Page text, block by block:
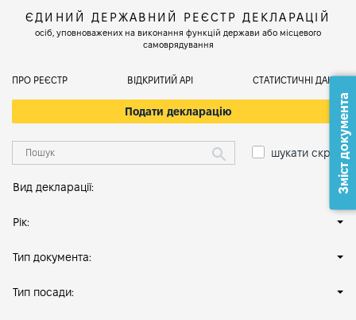
ЄДИНИЙ ДЕРЖАВНИЙ РЕЄСТР ДЕКЛАРАЦІЙ
осіб, уповноважених на виконання функцій держави або місцевого
самоврядування
ПРО РЕЄСТР ВІДКРИТИЙ АРІ СТАТИСТИЧНІ ДАНІ
Подати декларацію
шукати скрізь
Вид декларації:
Рік:
Тип документа:
Тип посади:
Зміст документа